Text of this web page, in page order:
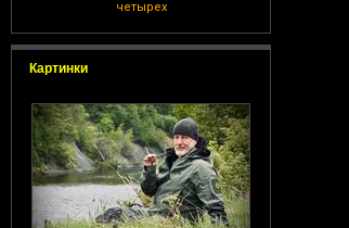
четырех
Картинки